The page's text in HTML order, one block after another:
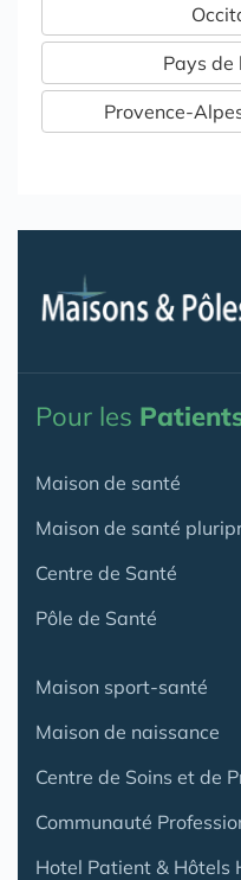
Pays de
Provence-
Pour les
Maison de santé
Maison de santé
Centre de Santé
Pôle de Santé
Maison sport-santé
Maison de naissance
Centre de Soins et de
Communauté
Hotel Patient & Hôtels